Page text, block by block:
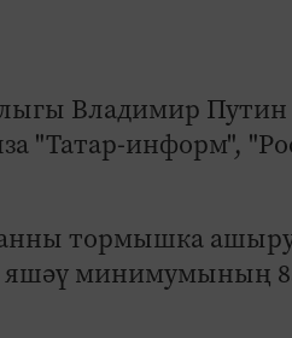
Владимир
"Татар-информ",
тормышка
минимумының